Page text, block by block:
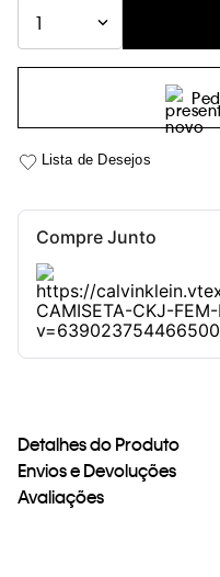
1
Compre Junto
Detalhes do Produto
Envios e Devoluções
Avaliações